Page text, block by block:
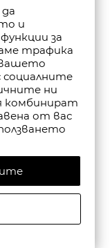
и
за
трафика
вашето
социалните
ни
комбинират
от вас